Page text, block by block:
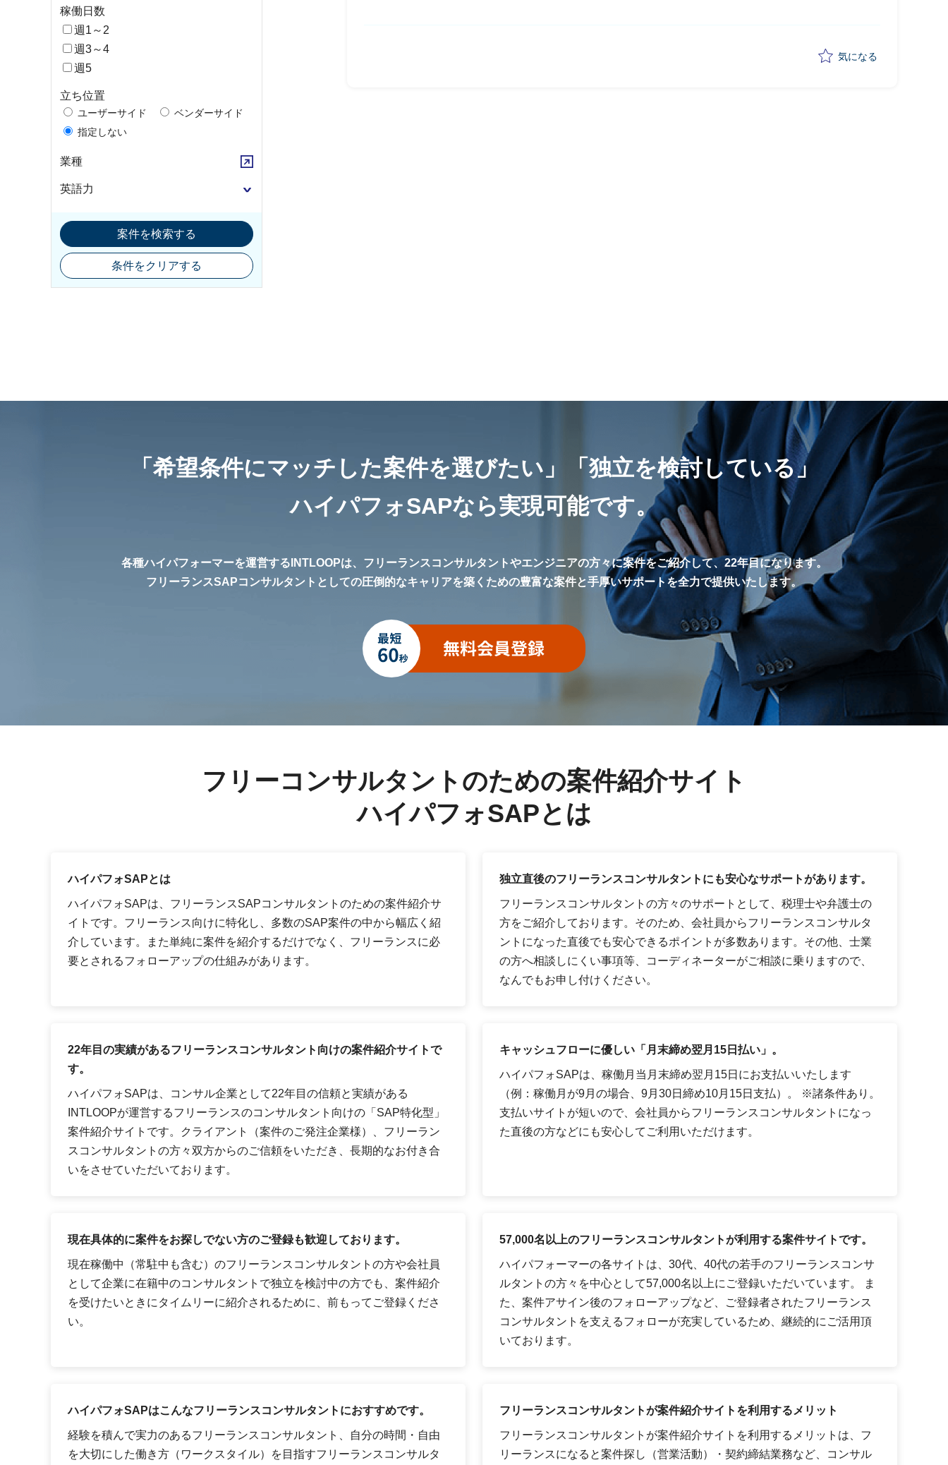
稼働日数
週1～2
週3～4
週5
立ち位置
ユーザーサイド
ベンダーサイド
指定しない
業種
英語力
案件を検索する
条件をクリアする
気になる
「希望条件にマッチした案件を選びたい」
「独立を検討している」
ハイパフォSAPなら実現可能です。
各種ハイパフォーマーを運営するINTLOOPは、フリーランスコンサルタントやエンジニアの方々に案件をご紹介して、22年目になります。
フリーランスSAPコンサルタントとしての圧倒的なキャリアを築くための豊富な案件と手厚いサポートを全力で提供いたします。
フリーコンサルタントのための案件紹介サイト
ハイパフォSAPとは
ハイパフォSAPとは
ハイパフォSAPは、フリーランスSAPコンサルタントのための案件紹介サ
イトです。フリーランス向けに特化し、多数のSAP案件の中から幅広く紹
介しています。また単純に案件を紹介するだけでなく、フリーランスに必
要とされるフォローアップの仕組みがあります。
独立直後のフリーランスコンサルタントにも安心なサポートがあります。
フリーランスコンサルタントの方々のサポートとして、税理士や弁護士の
方をご紹介しております。そのため、会社員からフリーランスコンサルタ
ントになった直後でも安心できるポイントが多数あります。その他、士業
の方へ相談しにくい事項等、コーディネーターがご相談に乗りますので、
なんでもお申し付けください。
22年目の実績があるフリーランスコンサルタント向けの案件紹介サイトで
す。
ハイパフォSAPは、コンサル企業として22年目の信頼と実績がある
INTLOOPが運営するフリーランスのコンサルタント向けの「SAP特化型」
案件紹介サイトです。クライアント（案件のご発注企業様）、フリーラン
スコンサルタントの方々双方からのご信頼をいただき、長期的なお付き合
いをさせていただいております。
キャッシュフローに優しい「月末締め翌月15日払い」。
ハイパフォSAPは、稼働月当月末締め翌月15日にお支払いいたします
（例：稼働月が9月の場合、9月30日締め10月15日支払）。 ※諸条件あり。
支払いサイトが短いので、会社員からフリーランスコンサルタントになっ
た直後の方などにも安心してご利用いただけます。
現在具体的に案件をお探しでない方のご登録も歓迎しております。
現在稼働中（常駐中も含む）のフリーランスコンサルタントの方や会社員
として企業に在籍中のコンサルタントで独立を検討中の方でも、案件紹介
を受けたいときにタイムリーに紹介されるために、前もってご登録くださ
い。
57,000名以上のフリーランスコンサルタントが利用する案件サイトです。
ハイパフォーマーの各サイトは、30代、40代の若手のフリーランスコンサ
ルタントの方々を中心として57,000名以上にご登録いただいています。 ま
た、案件アサイン後のフォローアップなど、ご登録者されたフリーランス
コンサルタントを支えるフォローが充実しているため、継続的にご活用頂
いております。
ハイパフォSAPはこんなフリーランスコンサルタントにおすすめです。
経験を積んで実力のあるフリーランスコンサルタント、自分の時間・自由
を大切にした働き方（ワークスタイル）を目指すフリーランスコンサルタ
フリーランスコンサルタントが案件紹介サイトを利用するメリット
フリーランスコンサルタントが案件紹介サイトを利用するメリットは、フ
リーランスになると案件探し（営業活動）・契約締結業務など、コンサル